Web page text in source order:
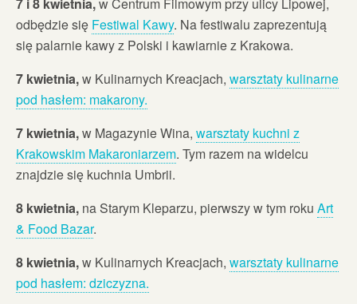
odbędzie się Festiwal Kawy. Na festiwalu zaprezentują
się palarnie kawy z Polski i kawiarnie z Krakowa.
7 kwietnia,w Kulinarnych Kreacjach, warsztaty kulinarne
pod hasłem: makarony.
7 kwietnia,w Magazynie Wina, warsztaty kuchni z
Krakowskim Makaroniarzem. Tym razem na widelcu
znajdzie się kuchnia Umbrii.
8 kwietnia, na Starym Kleparzu, pierwszy w tym roku Art
& Food Bazar.
8 kwietnia,w Kulinarnych Kreacjach, warsztaty kulinarne
pod hasłem: dziczyzna.